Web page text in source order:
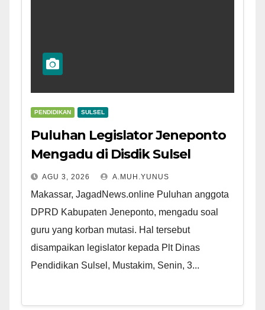
PENDIDIKAN SULSEL
Puluhan Legislator Jeneponto
Mengadu di Disdik Sulsel
AGU 3, 2026 A.MUH.YUNUS
Makassar, JagadNews.online Puluhan anggota
DPRD Kabupaten Jeneponto, mengadu soal
guru yang korban mutasi. Hal tersebut
disampaikan legislator kepada Plt Dinas
Pendidikan Sulsel, Mustakim, Senin, 3...